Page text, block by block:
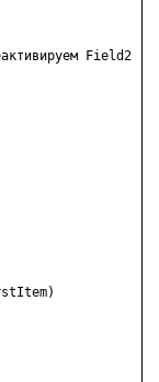
Field2